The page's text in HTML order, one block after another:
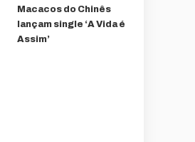
Macacos do Chinês
lançam single ‘A Vida é
Assim’